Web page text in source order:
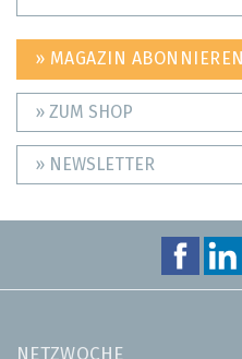
» MAGAZIN ABONNIEREN
» ZUM SHOP
» NEWSLETTER